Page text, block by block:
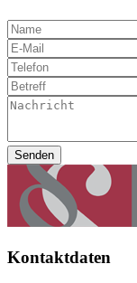
Senden
Kontaktdaten